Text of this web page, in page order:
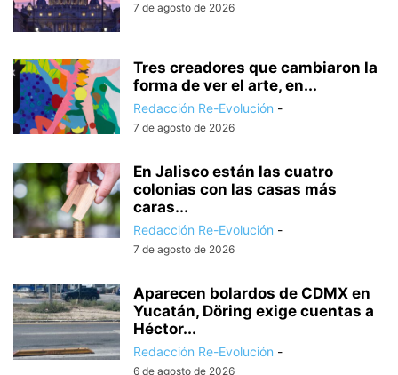
7 de agosto de 2026
Tres creadores que cambiaron la
forma de ver el arte, en...
Redacción Re-Evolución -
7 de agosto de 2026
En Jalisco están las cuatro
colonias con las casas más
caras...
Redacción Re-Evolución -
7 de agosto de 2026
Aparecen bolardos de CDMX en
Yucatán, Döring exige cuentas a
Héctor...
Redacción Re-Evolución -
6 de agosto de 2026